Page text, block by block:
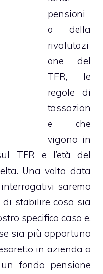
pensioni
o della
rivalutazi
one del
TFR, le
regole di
tassazion
e che
vigono in
TFR e l’età del
Una volta data
saremo
stabilire cosa sia
specifico caso e,
sia più opportuno
in azienda o
fondo pensione